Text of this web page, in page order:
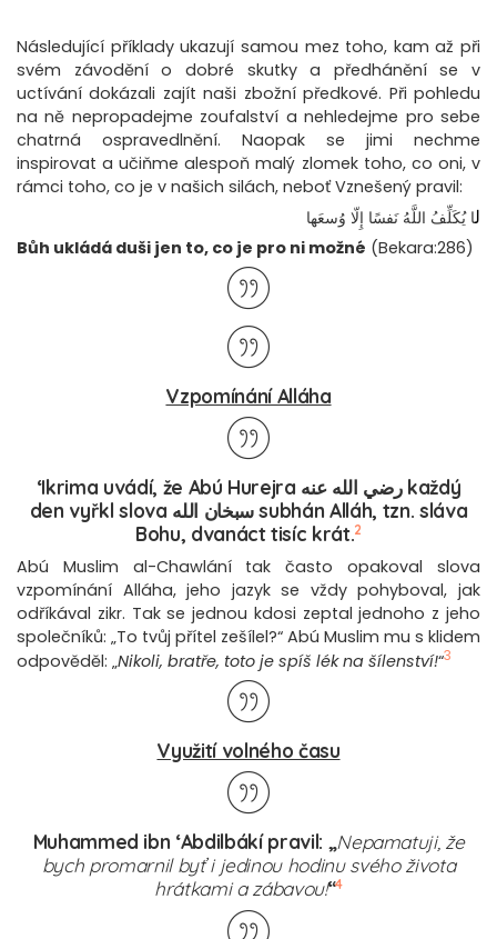
Následující příklady ukazují samou mez toho, kam až při
svém závodění o dobré skutky a předhánění se v
uctívání dokázali zajít naši zbožní předkové. Při pohledu
na ně nepropadejme zoufalství a nehledejme pro sebe
chatrná ospravedlnění. Naopak se jimi nechme
inspirovat a učiňme alespoň malý zlomek toho, co oni, v
rámci toho, co je v našich silách, neboť Vznešený pravil:
لا يُكَلِّفُ اللَّهُ نَفسًا إِلّا وُسعَها
Bůh ukládá duši jen to, co je pro ni možné (Bekara:286)
Vzpomínání Alláha
‘Ikrima uvádí, že Abú Hurejra رضي الله عنه každý
den vyřkl slova سبخان الله subhán Alláh, tzn. sláva
Bohu, dvanáct tisíc krát.2
Abú Muslim al-Chawlání tak často opakoval slova
vzpomínání Alláha, jeho jazyk se vždy pohyboval, jak
odříkával zikr. Tak se jednou kdosi zeptal jednoho z jeho
společníků: „To tvůj přítel zešílel?“ Abú Muslim mu s klidem
odpověděl: „Nikoli, bratře, toto je spíš lék na šílenství!“3
Využití volného času
Muhammed ibn ‘Abdilbákí pravil: „Nepamatuji, že
bych promarnil byť i jedinou hodinu svého života
hrátkami a zábavou!“4